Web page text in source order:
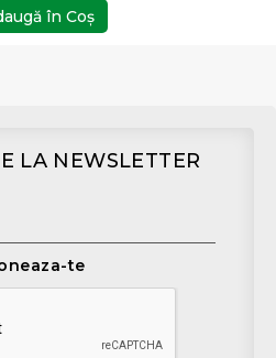
în Coş
LA NEWSLETTER
te